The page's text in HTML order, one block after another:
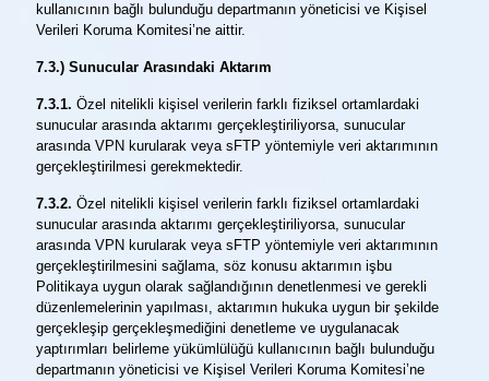
kullanıcının bağlı bulunduğu departmanın yöneticisi ve Kişisel
Verileri Koruma Komitesi’ne aittir.
7.3.) Sunucular Arasındaki Aktarım
7.3.1. Özel nitelikli kişisel verilerin farklı fiziksel ortamlardaki
sunucular arasında aktarımı gerçekleştiriliyorsa, sunucular
arasında VPN kurularak veya sFTP yöntemiyle veri aktarımının
gerçekleştirilmesi gerekmektedir.
7.3.2. Özel nitelikli kişisel verilerin farklı fiziksel ortamlardaki
sunucular arasında aktarımı gerçekleştiriliyorsa, sunucular
arasında VPN kurularak veya sFTP yöntemiyle veri aktarımının
gerçekleştirilmesini sağlama, söz konusu aktarımın işbu
Politikaya uygun olarak sağlandığının denetlenmesi ve gerekli
düzenlemelerinin yapılması, aktarımın hukuka uygun bir şekilde
gerçekleşip gerçekleşmediğini denetleme ve uygulanacak
yaptırımları belirleme yükümlülüğü kullanıcının bağlı bulunduğu
departmanın yöneticisi ve Kişisel Verileri Koruma Komitesi’ne